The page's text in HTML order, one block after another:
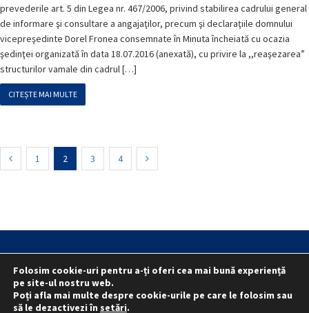
prevederile art. 5 din Legea nr. 467/2006, privind stabilirea cadrului general
de informare şi consultare a angajaţilor, precum şi declaraţiile domnului
vicepreşedinte Dorel Fronea consemnate în Minuta încheiată cu ocazia
şedinţei organizată în data 18.07.2016 (anexată), cu privire la ,,reaşezarea”
structurilor vamale din cadrul […]
CITEȘTE MAI MULTE
1 2 3 4
Statut
Reprezentativitate M.A.I.
Reprezentativitate I.G.P.R. și I.P.J.-uri
Politica folosirii cookie-urilor
Politica de confidențialitate
Folosim cookie-uri pentru a-ți oferi cea mai bună experiență
pe site-ul nostru web.
Poți afla mai multe despre cookie-urile pe care le folosim sau
să le dezactivezi în setări.